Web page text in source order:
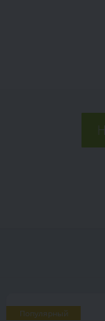
Популярный